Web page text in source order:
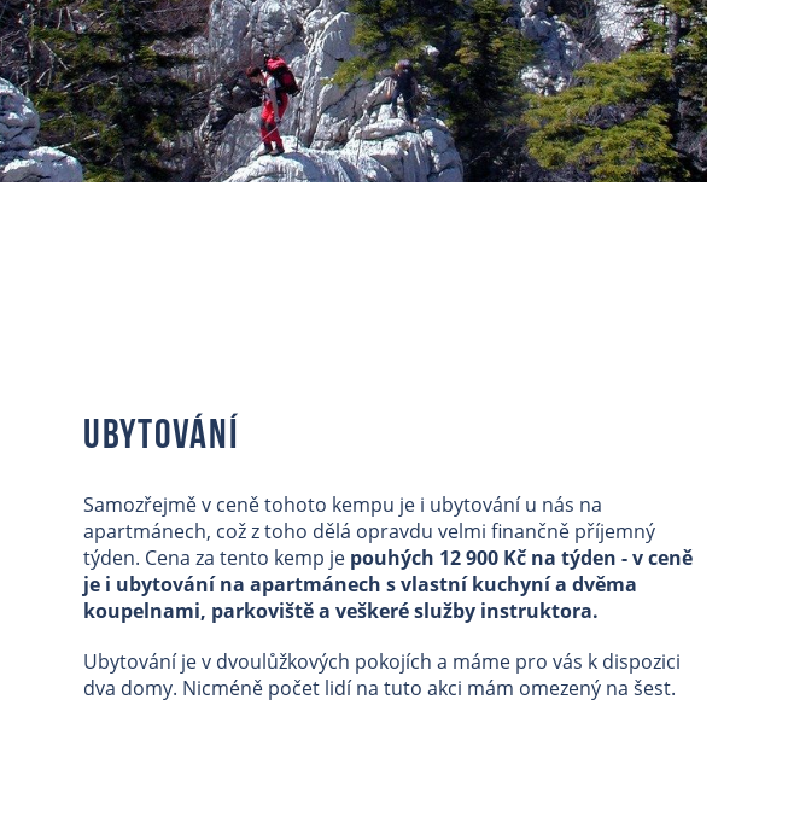
Ubytování
Samozřejmě v ceně tohoto kempu je i ubytování u nás na
apartmánech, což z toho dělá opravdu velmi finančně příjemný
týden. Cena za tento kemp je pouhých 12 900 Kč na týden - v ceně
je i ubytování na apartmánech s vlastní kuchyní a dvěma
koupelnami, parkoviště a veškeré služby instruktora.
Ubytování je v dvoulůžkových pokojích a máme pro vás k dispozici
dva domy. Nicméně počet lidí na tuto akci mám omezený na šest.